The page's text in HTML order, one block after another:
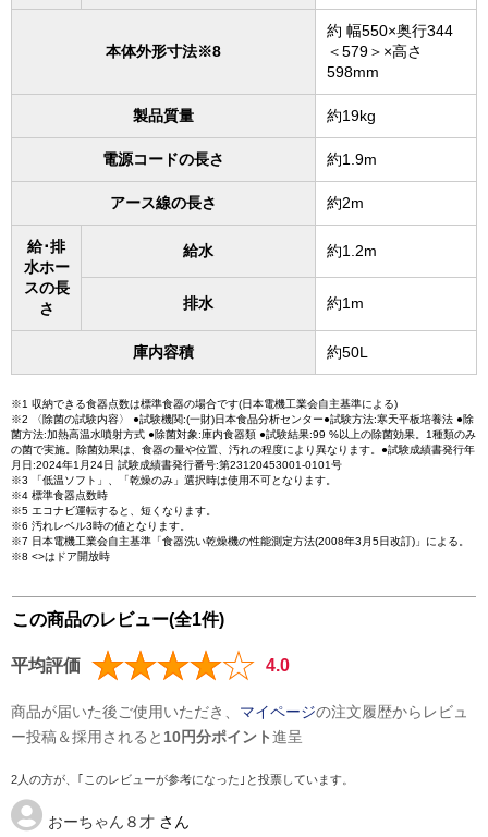
本体外形寸法※8
約 幅550×奥行344
＜579＞×高さ
598mm
製品質量 約19kg
電源コードの長さ 約1.9m
アース線の長さ 約2m
給･排
水ホー
スの長
さ
給水 約1.2m
排水 約1m
庫内容積 約50L
※1 収納できる食器点数は標準食器の場合です(日本電機工業会自主基準による)
※2 〈除菌の試験内容〉 ●試験機関:(一財)日本食品分析センター●試験方法:寒天平板培養法 ●除
菌方法:加熱高温水噴射方式 ●除菌対象:庫内食器類 ●試験結果:99 %以上の除菌効果。1種類のみ
の菌で実施。除菌効果は、食器の量や位置、汚れの程度により異なります。●試験成績書発行年
月日:2024年1月24日 試験成績書発行番号:第23120453001-0101号​
※3 「低温ソフト」、「乾燥のみ」選択時は使用不可となります。
※4 標準食器点数時
※5 エコナビ運転すると、短くなります。
※6 汚れレベル3時の値となります。
※7 日本電機工業会自主基準「食器洗い乾燥機の性能測定方法(2008年3月5日改訂)」による。
※8 <>はドア開放時
この商品のレビュー(全1件)
平均評価 4.0
商品が届いた後ご使用いただき、 マイページの注文履歴からレビュ
ー投稿＆採用されると 10円分ポイント進呈
2人の方が、｢このレビューが参考になった｣と投票しています。
おーちゃん８才 さん